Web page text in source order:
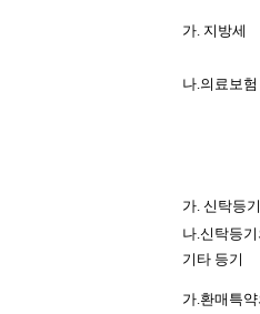
가. 지방세
나. 의료보
가. 신탁등기
나.신탁등
기타 등기
가.환매특